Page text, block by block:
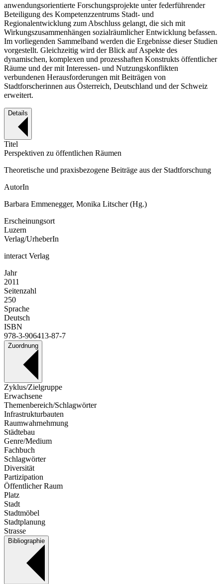
anwendungsorientierte Forschungsprojekte unter federführender
Beteiligung des Kompetenzzentrums Stadt- und
Regionalentwicklung zum Abschluss gelangt, die sich mit
Wirkungszusammenhängen sozialräumlicher Entwicklung befassen.
Im vorliegenden Sammelband werden die Ergebnisse dieser Studien
vorgestellt. Gleichzeitig wird der Blick auf Aspekte des
dynamischen, komplexen und prozesshaften Konstrukts öffentlicher
Räume und der mit Interessen- und Nutzungskonflikten
verbundenen Herausforderungen mit Beiträgen von
Stadtforscherinnen aus Österreich, Deutschland und der Schweiz
erweitert.
Details
Titel
Perspektiven zu öffentlichen Räumen
Theoretische und praxisbezogene Beiträge aus der Stadtforschung
AutorIn
Barbara Emmenegger, Monika Litscher (Hg.)
Erscheinungsort
Luzern
Verlag/UrheberIn
interact Verlag
Jahr
2011
Seitenzahl
250
Sprache
Deutsch
ISBN
978-3-906413-87-7
Zuordnung
Zyklus/Zielgruppe
Erwachsene
Themenbereich/Schlagwörter
Infrastrukturbauten
Raumwahrnehmung
Städtebau
Genre/Medium
Fachbuch
Schlagwörter
Diversität
Partizipation
Öffentlicher Raum
Platz
Stadt
Stadtmöbel
Stadtplanung
Strasse
Bibliographie